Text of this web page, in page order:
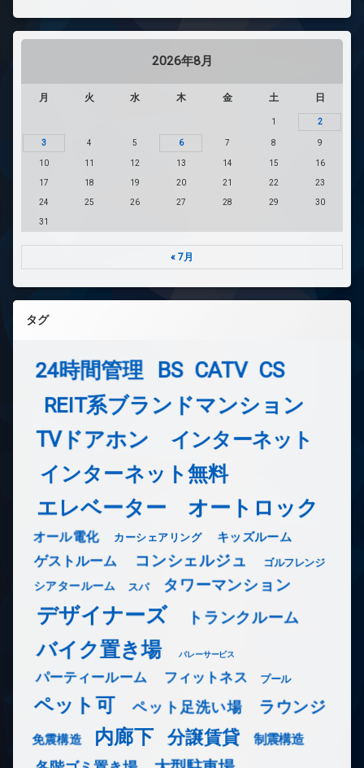
2026年8月
月 火 水 木 金 土 日
1 2
3 4 5 6 7 8 9
10 11 12 13 14 15 16
17 18 19 20 21 22 23
24 25 26 27 28 29 30
31
« 7月
タグ
24時間管理 BS CATV CS
REIT系ブランドマンション
TVドアホン インターネット
インターネット無料
エレベーター オートロック
オール電化 カーシェアリング キッズルーム
ゲストルーム コンシェルジュ ゴルフレンジ
シアタールーム スパ タワーマンション
デザイナーズ トランクルーム
バイク置き場 バレーサービス
パーティールーム フィットネス プール
ペット可 ペット足洗い場 ラウンジ
免震構造 内廊下 分譲賃貸 制震構造